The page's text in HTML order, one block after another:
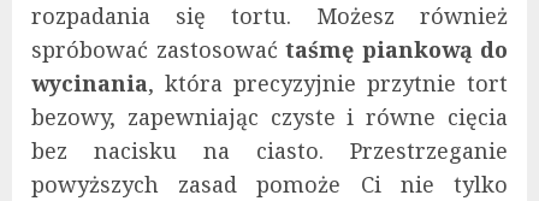
rozpadania się tortu. Możesz również
spróbować zastosować taśmę piankową do
wycinania, która precyzyjnie przytnie tort
bezowy, zapewniając czyste i równe cięcia
bez nacisku na ciasto. Przestrzeganie
powyższych zasad pomoże Ci nie tylko